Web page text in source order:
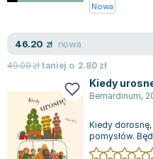
Książki do nauk
Książki do nauk
Książki do nauk ścisłych
Prawo - książki dla
Technologia żywności -
Zarządzanie i marketing -
Nauka języków obcych -
Wanda Chotomska
Józef Ignacy Kraszewski
Clive Staples Lewis
Martyna Wojciechowska
Melissa De la Cruz
Blanka Lipińska
Nowa
46.20 zł nowa
49.00złtaniej o 2.80 zł
Kiedy
Bernardinum,
Kiedy dorosnę,
pomysłów.
niezwykłego